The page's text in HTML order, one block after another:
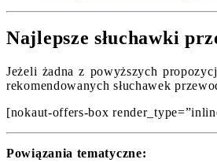
Najlepsze słuchawki
Jeżeli żadna z powyższych
rekomendowanych słuchawek
[nokaut-offers-box
Powiązania tematyczne: